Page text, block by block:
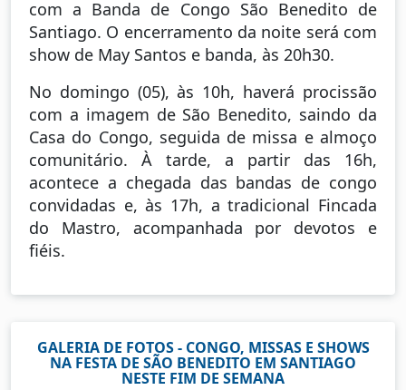
com a Banda de Congo São Benedito de
Santiago. O encerramento da noite será com
show de May Santos e banda, às 20h30.
No domingo (05), às 10h, haverá procissão
com a imagem de São Benedito, saindo da
Casa do Congo, seguida de missa e almoço
comunitário. À tarde, a partir das 16h,
acontece a chegada das bandas de congo
convidadas e, às 17h, a tradicional Fincada
do Mastro, acompanhada por devotos e
fiéis.
GALERIA DE FOTOS - CONGO, MISSAS E SHOWS
NA FESTA DE SÃO BENEDITO EM SANTIAGO
NESTE FIM DE SEMANA